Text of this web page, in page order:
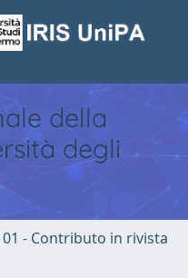
della
degli
01 - Contributo in rivista